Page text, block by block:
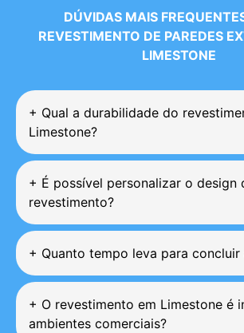
DÚVIDAS MAIS
REVESTIMENTO DE PAREDES
LIMESTONE
+ Qual a durabilidade do
Limestone?
+ É possível personalizar o design
revestimento?
+ Quanto tempo leva para concluir
+ O revestimento em Limestone é
ambientes comerciais?